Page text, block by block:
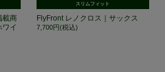
載商
イ
スリムフィット
FlyFront レノクロス｜サックス
7,700円(税込)